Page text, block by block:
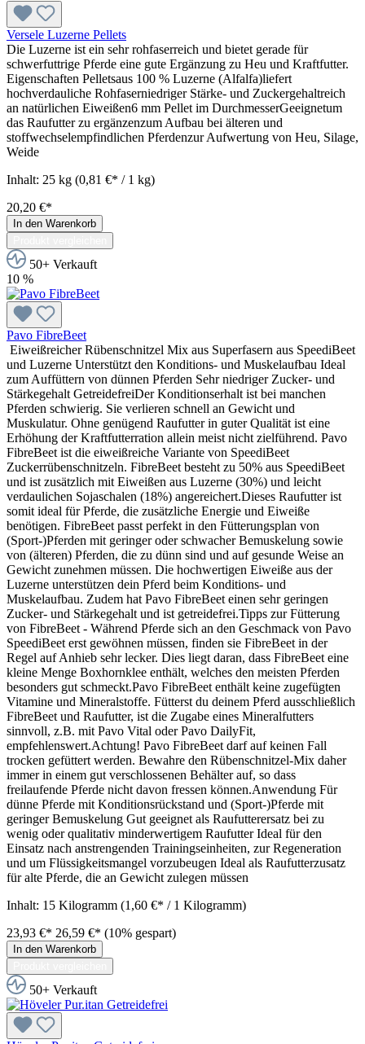
Versele Luzerne Pellets
Die Luzerne ist ein sehr rohfaserreich und bietet gerade für
schwerfuttrige Pferde eine gute Ergänzung zu Heu und Kraftfutter.
Eigenschaften Pelletsaus 100 % Luzerne (Alfalfa)liefert
hochverdauliche Rohfaserniedriger Stärke- und Zuckergehaltreich
an natürlichen Eiweißen6 mm Pellet im DurchmesserGeeignetum
das Raufutter zu ergänzenzum Aufbau bei älteren und
stoffwechselempfindlichen Pferdenzur Aufwertung von Heu, Silage,
Weide
Inhalt: 25 kg (0,81 €* / 1 kg)
20,20 €*
In den Warenkorb
50+ Verkauft
10 %
Pavo FibreBeet
Eiweißreicher Rübenschnitzel Mix aus Superfasern aus SpeediBeet
und Luzerne Unterstützt den Konditions- und Muskelaufbau Ideal
zum Auffüttern von dünnen Pferden Sehr niedriger Zucker- und
Stärkegehalt GetreidefreiDer Konditionserhalt ist bei manchen
Pferden schwierig. Sie verlieren schnell an Gewicht und
Muskulatur. Ohne genügend Raufutter in guter Qualität ist eine
Erhöhung der Kraftfutterration allein meist nicht zielführend. Pavo
FibreBeet ist die eiweißreiche Variante von SpeediBeet
Zuckerrübenschnitzeln. FibreBeet besteht zu 50% aus SpeediBeet
und ist zusätzlich mit Eiweißen aus Luzerne (30%) und leicht
verdaulichen Sojaschalen (18%) angereichert.Dieses Raufutter ist
somit ideal für Pferde, die zusätzliche Energie und Eiweiße
benötigen. FibreBeet passt perfekt in den Fütterungsplan von
(Sport-)Pferden mit geringer oder schwacher Bemuskelung sowie
von (älteren) Pferden, die zu dünn sind und auf gesunde Weise an
Gewicht zunehmen müssen. Die hochwertigen Eiweiße aus der
Luzerne unterstützen dein Pferd beim Konditions- und
Muskelaufbau. Zudem hat Pavo FibreBeet einen sehr geringen
Zucker- und Stärkegehalt und ist getreidefrei.Tipps zur Fütterung
von FibreBeet - Während Pferde sich an den Geschmack von Pavo
SpeediBeet erst gewöhnen müssen, finden sie FibreBeet in der
Regel auf Anhieb sehr lecker. Dies liegt daran, dass FibreBeet eine
kleine Menge Boxhornklee enthält, welches den meisten Pferden
besonders gut schmeckt.Pavo FibreBeet enthält keine zugefügten
Vitamine und Mineralstoffe. Fütterst du deinem Pferd ausschließlich
FibreBeet und Raufutter, ist die Zugabe eines Mineralfutters
sinnvoll, z.B. mit Pavo Vital oder Pavo DailyFit,
empfehlenswert.Achtung! Pavo FibreBeet darf auf keinen Fall
trocken gefüttert werden. Bewahre den Rübenschnitzel-Mix daher
immer in einem gut verschlossenen Behälter auf, so dass
freilaufende Pferde nicht davon fressen können.Anwendung Für
dünne Pferde mit Konditionsrückstand und (Sport-)Pferde mit
geringer Bemuskelung Gut geeignet als Raufutterersatz bei zu
wenig oder qualitativ minderwertigem Raufutter Ideal für den
Einsatz nach anstrengenden Trainingseinheiten, zur Regeneration
und um Flüssigkeitsmangel vorzubeugen Ideal als Raufutterzusatz
für alte Pferde, die an Gewicht zulegen müssen
Inhalt: 15 Kilogramm (1,60 €* / 1 Kilogramm)
23,93 €* 26,59 €* (10% gespart)
In den Warenkorb
50+ Verkauft